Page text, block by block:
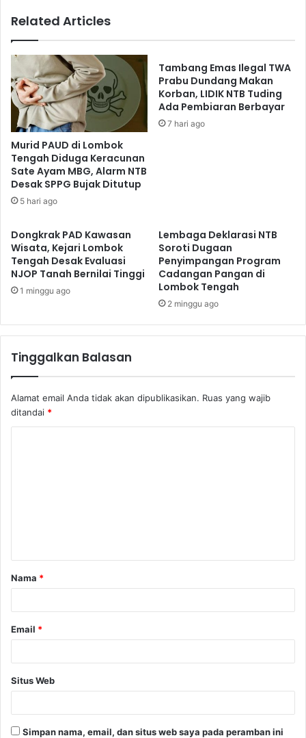
Related Articles
Murid PAUD di Lombok
Tengah Diduga Keracunan
Sate Ayam MBG, Alarm NTB
Desak SPPG Bujak Ditutup
5 hari ago
Tambang Emas Ilegal TWA
Prabu Dundang Makan
Korban, LIDIK NTB Tuding
Ada Pembiaran Berbayar
7 hari ago
Dongkrak PAD Kawasan
Wisata, Kejari Lombok
Tengah Desak Evaluasi
NJOP Tanah Bernilai Tinggi
1 minggu ago
Lembaga Deklarasi NTB
Soroti Dugaan
Penyimpangan Program
Cadangan Pangan di
Lombok Tengah
2 minggu ago
Tinggalkan Balasan
Alamat email Anda tidak akan dipublikasikan. Ruas yang wajib
ditandai *
a
r
Nama *
Email *
Situs Web
Simpan nama, email, dan situs web saya pada peramban ini